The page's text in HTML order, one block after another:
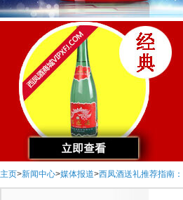
主页>新闻中心>媒体报道>西凤酒送礼推荐指南